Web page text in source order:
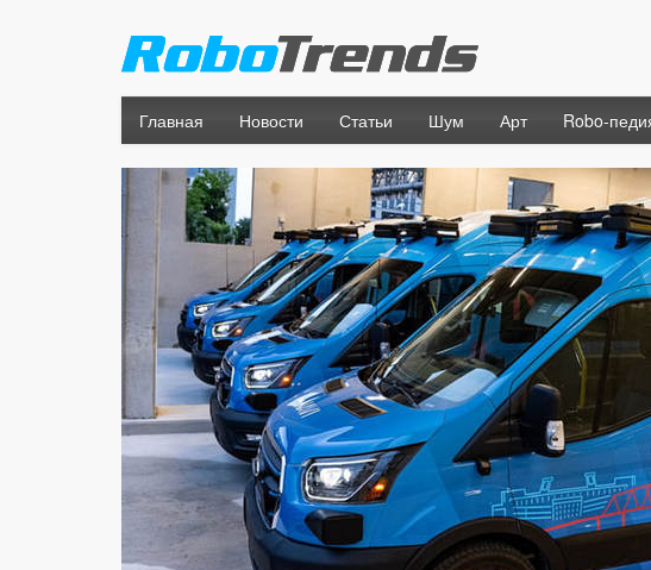
Главная Новости Статьи Шум Арт Robo-